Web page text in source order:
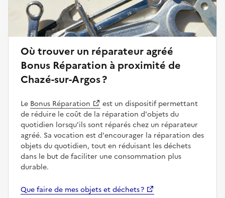
Où trouver un réparateur agréé
Bonus Réparation à proximité de
Chazé-sur-Argos ?
Le Bonus Réparation
est un dispositif permettant
de réduire le coût de la réparation d'objets du
quotidien lorsqu'ils sont réparés chez un réparateur
agréé. Sa vocation est d'encourager la réparation des
objets du quotidien, tout en réduisant les déchets
dans le but de faciliter une consommation plus
durable.
Que faire de mes objets et déchets ?